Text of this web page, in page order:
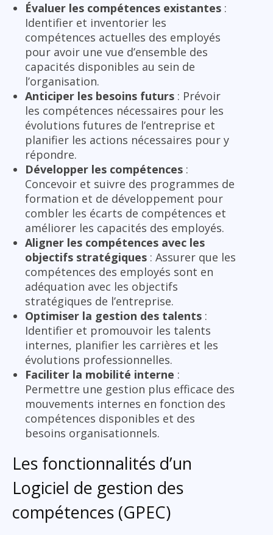
Évaluer les compétences existantes :
Identifier et inventorier les
compétences actuelles des employés
pour avoir une vue d’ensemble des
capacités disponibles au sein de
l’organisation.
Anticiper les besoins futurs : Prévoir
les compétences nécessaires pour les
évolutions futures de l’entreprise et
planifier les actions nécessaires pour y
répondre.
Développer les compétences :
Concevoir et suivre des programmes de
formation et de développement pour
combler les écarts de compétences et
améliorer les capacités des employés.
Aligner les compétences avec les
objectifs stratégiques : Assurer que les
compétences des employés sont en
adéquation avec les objectifs
stratégiques de l’entreprise.
Optimiser la gestion des talents :
Identifier et promouvoir les talents
internes, planifier les carrières et les
évolutions professionnelles.
Faciliter la mobilité interne :
Permettre une gestion plus efficace des
mouvements internes en fonction des
compétences disponibles et des
besoins organisationnels.
Les fonctionnalités d’un
Logiciel de gestion des
compétences (GPEC)